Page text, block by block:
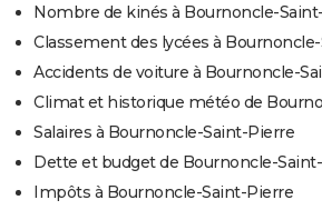
Nombre de kinés à Bournoncle-
Classement des lycées à
Accidents de voiture à Bournoncle-
Climat et historique météo de
Salaires à Bournoncle-Saint-Pierre
Dette et budget de Bournoncle-
Impôts à Bournoncle-Saint-Pierre